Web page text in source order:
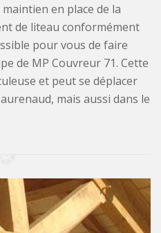
en place de la
de liteau conformément
pour vous de faire
de MP Couvreur 71. Cette
et peut se déplacer
mais aussi dans le